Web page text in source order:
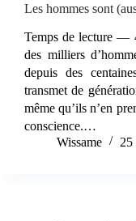
Les hommes sont
Temps de lecture —
des milliers
depuis des
transmet de
même qu’ils n’en
conscience.…
Wissame
25